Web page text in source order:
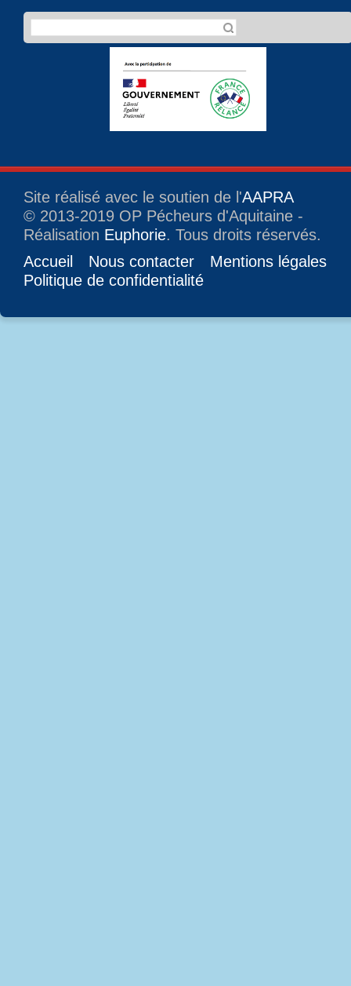
Site réalisé avec le soutien de l'AAPRA
© 2013-2019 OP Pécheurs d'Aquitaine -
Réalisation Euphorie. Tous droits réservés.
Accueil
Nous contacter
Mentions légales
Politique de confidentialité